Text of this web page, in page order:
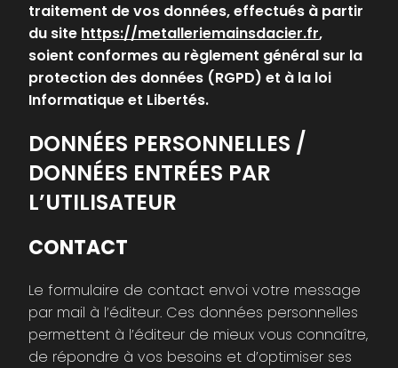
traitement de vos données, effectués à partir
du site https://metalleriemainsdacier.fr,
soient conformes au règlement général sur la
protection des données (RGPD) et à la loi
Informatique et Libertés.
DONNÉES PERSONNELLES /
DONNÉES ENTRÉES PAR
L’UTILISATEUR
CONTACT
Le formulaire de contact envoi votre message
par mail à l’éditeur. Ces données personnelles
permettent à l’éditeur de mieux vous connaître,
de répondre à vos besoins et d’optimiser ses